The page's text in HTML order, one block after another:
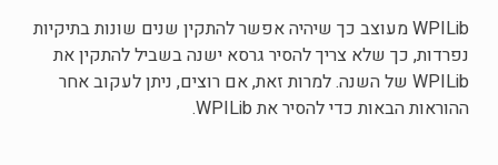
WPILib מעוצב כך שיהיה אפשר להתקין שנים שונות בתיקיות
נפרדות, כך שלא צריך להסיר גרסא ישנה בשביל להתקין את
WPILib של השנה. למרות זאת, אם רוצים, ניתן לעקוב אחר
ההוראות הבאות כדי להסיר את WPILib.